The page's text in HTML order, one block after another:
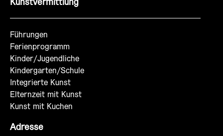
Kunstvermittlung
Führungen
Ferienprogramm
Kinder/Jugendliche
Kindergarten/Schule
Integrierte Kunst
Elternzeit mit Kunst
Kunst mit Kuchen
Adresse